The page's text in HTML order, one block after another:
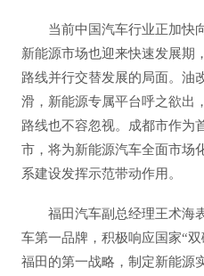
当前中国汽车行业正加快
新能源市场也迎来快速发展期
路线并行交替发展的局面。油
滑，新能源专属平台呼之欲出
路线也不容忽视。成都市作为
市，将为新能源汽车全面市场
系建设发挥示范带动作用。
福田汽车副总经理王术海表
车第一品牌，积极响应国家“
福田的第一战略，制定新能源